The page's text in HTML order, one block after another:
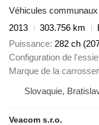
Véhicules
2013
303.756 km
Puissance 282 ch
Configuration de
Marque de la
Slovaquie,
Veacom s.r.o.